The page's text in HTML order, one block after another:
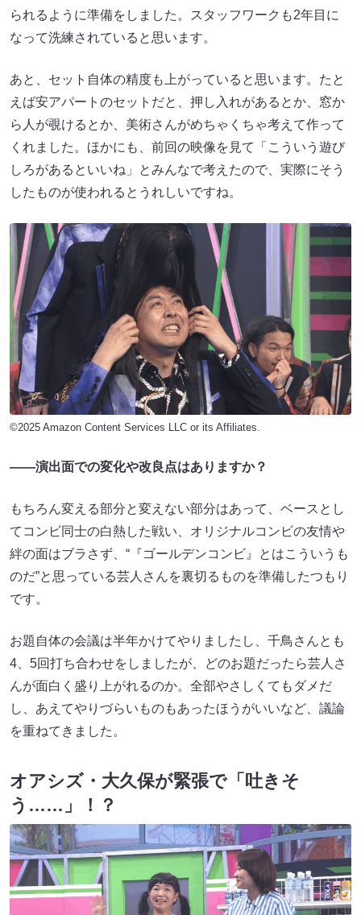
られるように準備をしました。スタッフワークも2年目に
なって洗練されていると思います。
あと、セット自体の精度も上がっていると思います。たと
えば安アパートのセットだと、押し入れがあるとか、窓か
ら人が覗けるとか、美術さんがめちゃくちゃ考えて作って
くれました。ほかにも、前回の映像を見て「こういう遊び
しろがあるといいね」とみんなで考えたので、実際にそう
したものが使われるとうれしいですね。
©2025 Amazon Content Services LLC or its Affiliates.
――演出面での変化や改良点はありますか？
もちろん変える部分と変えない部分はあって、ベースとし
てコンビ同士の白熱した戦い、オリジナルコンビの友情や
絆の面はブラさず、“『ゴールデンコンビ』とはこういうも
のだ”と思っている芸人さんを裏切るものを準備したつもり
です。
お題自体の会議は半年かけてやりましたし、千鳥さんとも
4、5回打ち合わせをしましたが、どのお題だったら芸人さ
んが面白く盛り上がれるのか。全部やさしくてもダメだ
し、あえてやりづらいものもあったほうがいいなど、議論
を重ねてきました。
オアシズ・大久保が緊張で「吐きそ
う……」！？